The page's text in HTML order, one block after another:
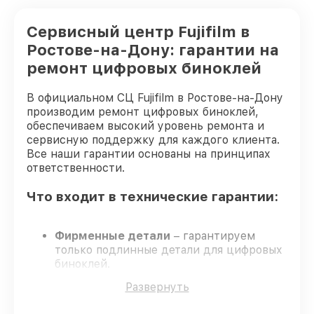
Замена ключей управления цифрового
бинокля Fujifilm
от 600₽
Замена микросхемы логики цифрового
бинокля Fujifilm
от 1300₽
Юстировка бинокля цифрового бинокля
Fujifilm
от 2000₽
Сервисный центр Fujifilm в
Ростове-на-Дону: гарантии на
ремонт цифровых биноклей
В официальном СЦ Fujifilm в Ростове-на-Дону
производим ремонт цифровых биноклей,
обеспечиваем высокий уровень ремонта и
сервисную поддержку для каждого клиента.
Все наши гарантии основаны на принципах
ответственности.
Что входит в технические гарантии:
Фирменные детали – гарантируем
только подлинные детали для цифровых
биноклей.
мастера проходят строгий отбор и
Развернуть